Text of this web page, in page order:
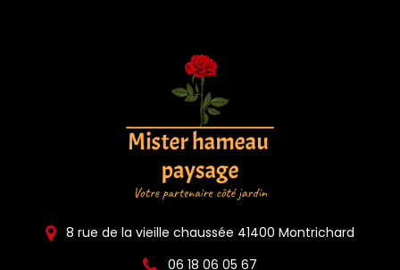
8 rue de la vieille chaussée 41400 Montrichard
06 18 06 05 67